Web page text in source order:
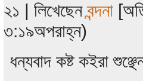
২১ | লিখেছেনবন্দনা
৩:১৯অপরাহ্ন)
ধন্যবাদ কষ্ট কইরা